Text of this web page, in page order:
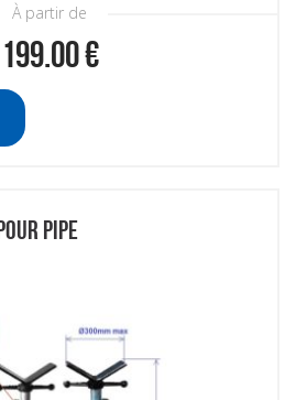
À partir de
199.00€
PIPE